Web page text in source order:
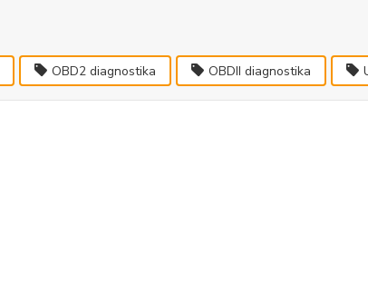
OBD2 diagnostika OBDII diagnostika